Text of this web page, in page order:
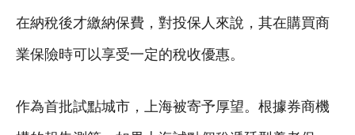
在納稅後才繳納保費，對投保人來說，其在購買商
業保險時可以享受一定的稅收優惠。
作為首批試點城市，上海被寄予厚望。根據券商機